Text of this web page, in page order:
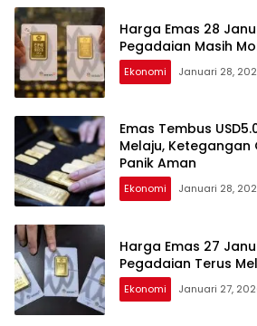
Harga Emas 28
Pegadaian Masih
Ekonomi Januari 28,
Emas Tembus
Melaju, Ketegangan
Panik Aman
Ekonomi Januari 28,
Harga Emas 27
Pegadaian Terus
Ekonomi Januari 27,